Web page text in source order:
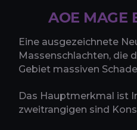
AOE MAGE
Eine ausgezeichnete
Massenschlachten, die
Gebiet massiven
Das Hauptmerkmal ist
zweitrangigen sind